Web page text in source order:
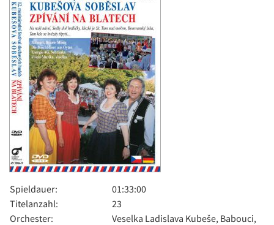
Spieldauer:
01:33:00
Titelanzahl:
23
Orchester:
Veselka Ladislava Kubeše, Babouci,